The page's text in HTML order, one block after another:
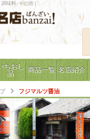
味料･その他 |
ちおし
品
商品一覧 名店紹介
フジマルツ醤油